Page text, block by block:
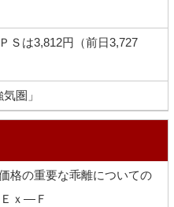
Ｓは3,812円（前日3,727
圏」
格の重要な乖離についての
ｘ―Ｆ